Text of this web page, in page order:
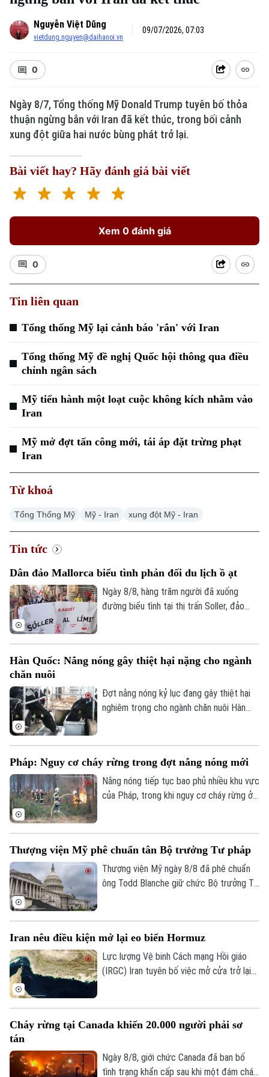
Thời sự
Hà Nội
Xã hội
An ninh trật tự
Hà Nội
Nhịp sống Hà Nội
Người Hà Nội
Thế giới
Tin tức
Kinh tế
Nguyễn Việt Dũng
vietdung.nguyen@daihanoi.vn
09/07/2026, 07:03
0
Ngày 8/7, Tổng thống Mỹ Donald Trump tuyên bố thỏa
thuận ngừng bắn với Iran đã kết thúc, trong bối cảnh
xung đột giữa hai nước bùng phát trở lại.
Bài viết hay? Hãy đánh giá bài viết
Xem 0 đánh giá
0
Tin liên quan
Tổng thống Mỹ lại cảnh báo 'rắn' với Iran
Tổng thống Mỹ đề nghị Quốc hội thông qua điều
chỉnh ngân sách
Mỹ tiến hành một loạt cuộc không kích nhằm vào
Iran
Mỹ mở đợt tấn công mới, tái áp đặt trừng phạt
Iran
Từ khoá
Tổng Thống Mỹ Mỹ - Iran xung đột Mỹ - Iran
Tin tức
Dân đảo Mallorca biểu tình phản đối du lịch ồ ạt
Ngày 8/8, hàng trăm người đã xuống
đường biểu tình tại thị trấn Soller, đảo
của người dân địa phương.
Hàn Quốc: Nắng nóng gây thiệt hại nặng cho ngành
chăn nuôi
Đợt nắng nóng kỷ lục đang gây thiệt hại
nghiêm trọng cho ngành chăn nuôi Hàn
cầm đã chết do thời tiết cực đoan.
Pháp: Nguy cơ cháy rừng trong đợt nắng nóng mới
Nắng nóng tiếp tục bao phủ nhiều khu vực
của Pháp, trong khi nguy cơ cháy rừng ở
lên tới 40°C ở nhiều nơi.
Thượng viện Mỹ phê chuẩn tân Bộ trưởng Tư pháp
Thượng viện Mỹ ngày 8/8 đã phê chuẩn
ông Todd Blanche giữ chức Bộ trưởng Tư
Donald Trump.
Iran nêu điều kiện mở lại eo biển Hormuz
Lực lượng Vệ binh Cách mạng Hồi giáo
(IRGC) Iran tuyên bố việc mở cửa trở lại
đến các cuộc đàm phán với Oman.
Cháy rừng tại Canada khiến 20.000 người phải sơ
tán
Ngày 8/8, giới chức Canada đã ban bố
tình trạng khẩn cấp sau khi một đám cháy